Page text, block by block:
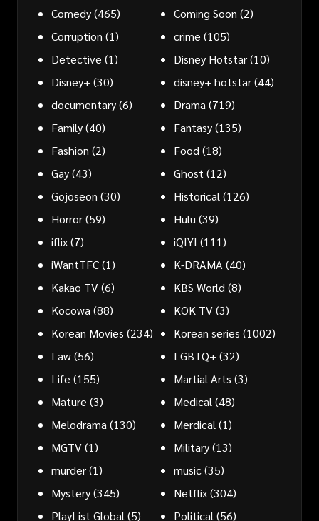
Comedy(465) Coming Soon (2)
Corruption (1) crime (105)
Detective (1) Disney Hotstar(10)
Disney+ (30) disney+ hotstar(44)
documentary(6) Drama (719)
Family(40) Fantasy(135)
Fashion (2) Food (18)
Gay(43) Ghost (12)
Gojoseon (30) Historical (126)
Horror(59) Hulu (39)
iflix(7) iQIYI (111)
iWantTFC(1) K-DRAMA (40)
Kakao TV(6) KBS World (8)
Kocowa (88) KOK TV(3)
Korean Movies (234) Korean series (1002)
Law(56) LGBTQ+ (32)
Life (155) Martial Arts (3)
Mature (3) Medical (48)
Melodrama (130) Merdical (1)
MGTV(1) Military(13)
murder(1) music(35)
Mystery(345) Netflix(304)
PlayList Global (5) Political (56)